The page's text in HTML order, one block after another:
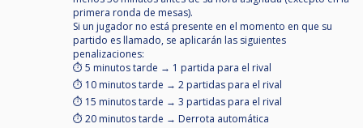
primera ronda de mesas).
Si un jugador no está presente en el momento en que su
partido es llamado, se aplicarán las siguientes
penalizaciones:
⏱️ 5 minutos tarde → 1 partida para el rival
⏱️ 10 minutos tarde → 2 partidas para el rival
⏱️ 15 minutos tarde → 3 partidas para el rival
⏱️ 20 minutos tarde → Derrota automática